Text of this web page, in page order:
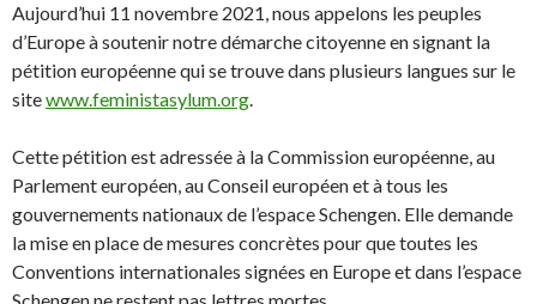
Aujourd’hui 11 novembre 2021, nous appelons les peuples
d’Europe à soutenir notre démarche citoyenne en signant la
pétition européenne qui se trouve dans plusieurs langues sur le
sitewww.feministasylum.org.
Cette pétition est adressée à la Commission européenne, au
Parlement européen, au Conseil européen et à tous les
gouvernements nationaux de l’espace Schengen. Elle demande
la mise en place de mesures concrètes pour que toutes les
Conventions internationales signées en Europe et dans l’espace